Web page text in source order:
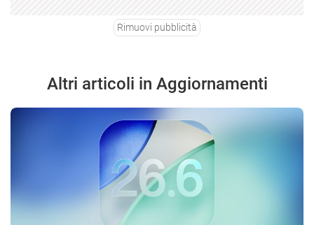
Rimuovi pubblicità
Altri articoli in Aggiornamenti